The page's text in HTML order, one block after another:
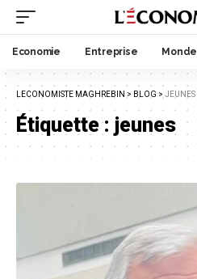
Economie Entreprise Monde
LECONOMISTE MAGHREBIN > BLOG > JEUNES
Étiquette :jeunes